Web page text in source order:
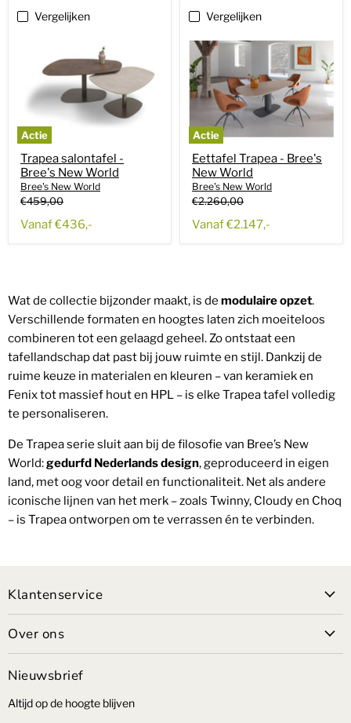
Vergelijken
Actie
Trapea salontafel -
Bree's New World
Bree's New World
Oorspronkelijke
€459,00
Huidige
Vanaf€436,-
Vergelijken
Actie
Eettafel Trapea - Bree's
New World
Bree's New World
Oorspronkelijke
€2.260,00
Huidige
Vanaf€2.147,-
Wat de collectie bijzonder maakt, is de modulaire opzet.
Verschillende formaten en hoogtes laten zich moeiteloos
combineren tot een gelaagd geheel. Zo ontstaat een
tafellandschap dat past bij jouw ruimte en stijl. Dankzij de
ruime keuze in materialen en kleuren – van keramiek en
Fenix tot massief hout en HPL – is elke Trapea tafel volledig
te personaliseren.
De Trapea serie sluit aan bij de filosofie van Bree’s New
World:gedurfd Nederlands design, geproduceerd in eigen
land, met oog voor detail en functionaliteit. Net als andere
iconische lijnen van het merk – zoals Twinny, Cloudy en Choq
– is Trapea ontworpen om te verrassen én te verbinden.
Klantenservice
Over ons
Nieuwsbrief
Altijd op de hoogte blijven